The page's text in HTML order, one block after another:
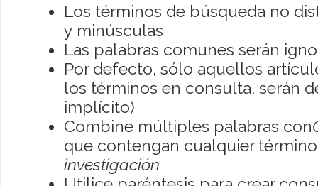
Los términos de búsqueda no
y minúsculas
Las palabras comunes serán
Por defecto, sólo aquellos
los términos en consulta, serán
implícito)
Combine múltiples palabras con
que contengan cualquier
investigación